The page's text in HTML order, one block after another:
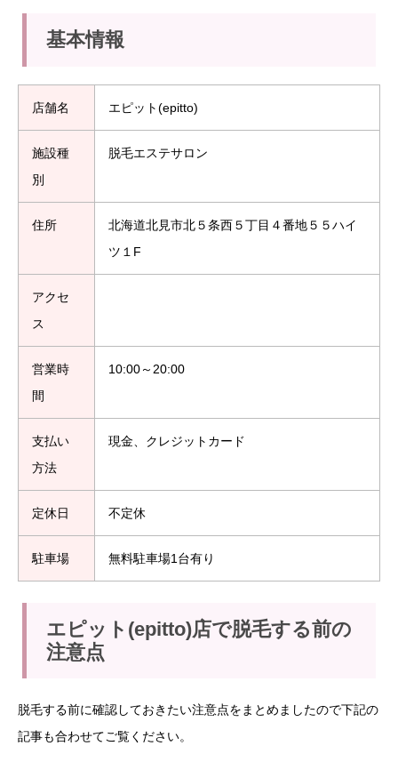
基本情報
店舗名 エピット(epitto)
施設種
別
脱毛エステサロン
住所
北海道北見市北５条西５丁目４番地５５ハイ
ツ１F
アクセ
ス
営業時
間
10:00～20:00
支払い
方法
現金、クレジットカード
定休日 不定休
駐車場 無料駐車場1台有り
エピット(epitto)店で脱毛する前の
注意点
脱毛する前に確認しておきたい注意点をまとめましたので下記の
記事も合わせてご覧ください。